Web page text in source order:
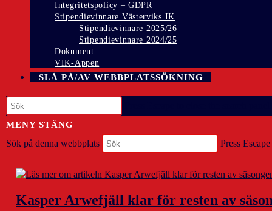
Integritetspolicy – GDPR
Stipendievinnare Västerviks IK
Stipendievinnare 2025/26
Stipendievinnare 2024/25
Dokument
VIK-Appen
SLÅ PÅ/AV WEBBPLATSSÖKNING
MENY STÄNG
Sök på denna webbplats Press
Kasper Arwefjäll klar för resten av